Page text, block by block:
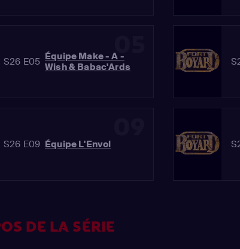
05
S26 E05 Équipe Make - A -
Wish & Babac'Ards
S26 E09 Équipe L'Envol
DE LA SÉRIE